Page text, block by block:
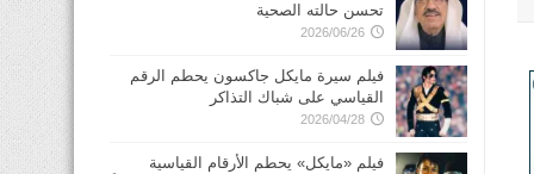
تحسن حالته الصحية
2026/06/26
فيلم سيرة مايكل جاكسون يحطم الرقم
القياسي على شباك التذاكر
2026/04/28
فيلم «مايكل» يحطم الأرقام القياسية